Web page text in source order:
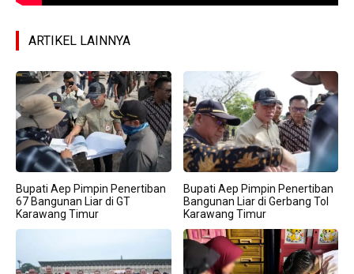
ARTIKEL LAINNYA
Bupati Aep Pimpin Penertiban
67 Bangunan Liar di GT
Karawang Timur
Bupati Aep Pimpin Penertiban
Bangunan Liar di Gerbang Tol
Karawang Timur